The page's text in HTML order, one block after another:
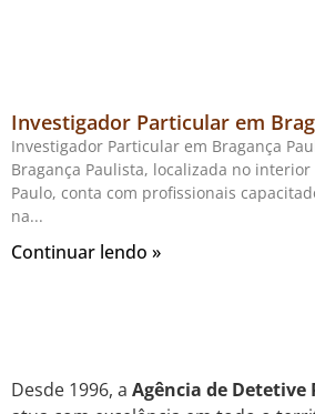
Investigador Particular em
Investigador Particular em Bragança
Bragança Paulista, localizada no interior
Paulo, conta com profissionais
na
Continuar lendo »
Desde 1996, a Agência de